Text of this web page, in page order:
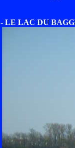
- LE LAC DU